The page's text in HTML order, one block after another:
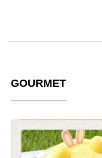
GOURMET